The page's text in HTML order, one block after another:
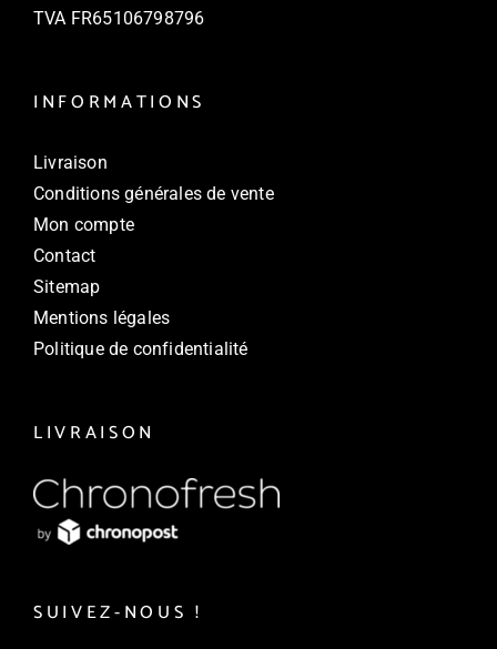
TVA FR65106798796
INFORMATIONS
Livraison
Conditions générales de vente
Mon compte
Contact
Sitemap
Mentions légales
Politique de confidentialité
LIVRAISON
SUIVEZ-NOUS !